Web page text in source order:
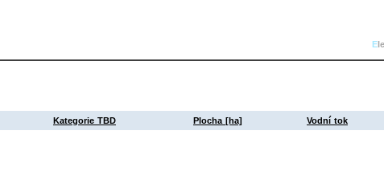
E
Kategorie TBD Plocha [ha] Vodní tok